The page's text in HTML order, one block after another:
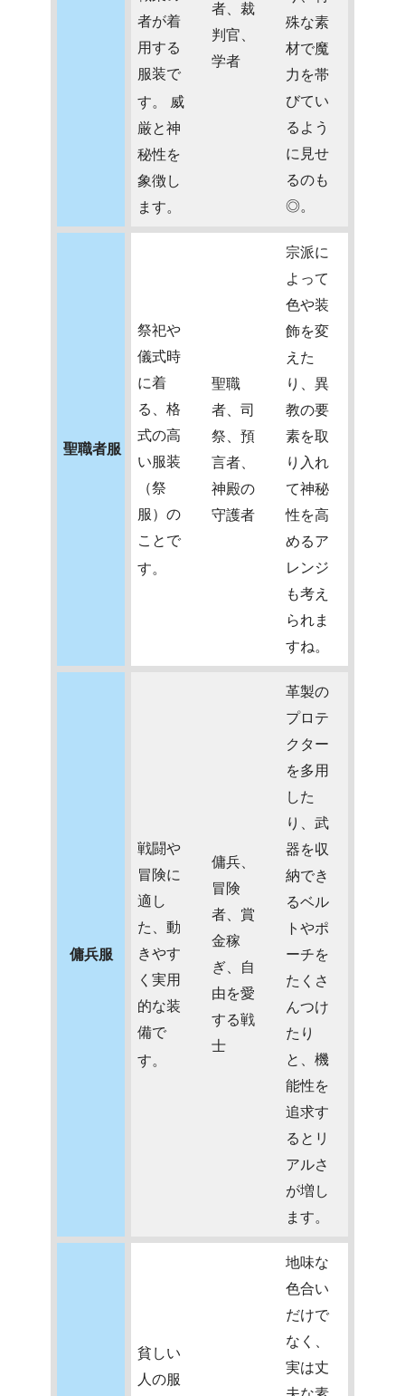
者が着
用する
服装で
す。 威
厳と神
秘性を
象徴し
ます。
者、裁
判官、
学者
殊な素
材で魔
力を帯
びてい
るよう
に見せ
るのも
◎。
聖職者服
祭祀や
儀式時
に着
る、格
式の高
い服装
（祭
服）の
ことで
す。
聖職
者、司
祭、預
言者、
神殿の
守護者
宗派に
よって
色や装
飾を変
えた
り、異
教の要
素を取
り入れ
て神秘
性を高
めるア
レンジ
も考え
られま
すね。
傭兵服
戦闘や
冒険に
適し
た、動
きやす
く実用
的な装
備で
す。
傭兵、
冒険
者、賞
金稼
ぎ、自
由を愛
する戦
士
革製の
プロテ
クター
を多用
した
り、武
器を収
納でき
るベル
トやポ
ーチを
たくさ
んつけ
たり
と、機
能性を
追求す
るとリ
アルさ
が増し
ます。
貧しい
人の服
地味な
色合い
だけで
なく、
実は丈